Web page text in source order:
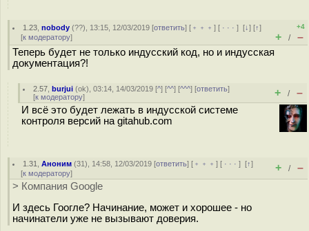
1.23 ,nobody (??), 13:15, 12/03/2019 [ответить] [ ﹢﹢﹢] [ · · ·][↓] [↑]
[к модератору]
+4
+ / –
Теперь будет не только индусский код, но и индусская
документация?!
2.57 ,burjui (ok), 03:14, 14/03/2019 [^] [^^] [^^^] [ответить]
[к модератору] + / –
И всё это будет лежать в индусской системе
контроля версий на gitahub.com
1.31 ,Аноним (31), 14:58, 12/03/2019 [ответить] [ ﹢﹢﹢] [ · · ·][↑]
[к модератору] + / –
> Компания Google
И здесь Гоогле? Начинание, может и хорошее - но
начинатели уже не вызывают доверия.